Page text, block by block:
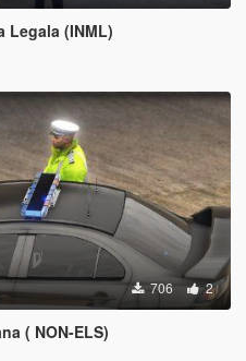
Legala (INML)
706 2
( NON-ELS)